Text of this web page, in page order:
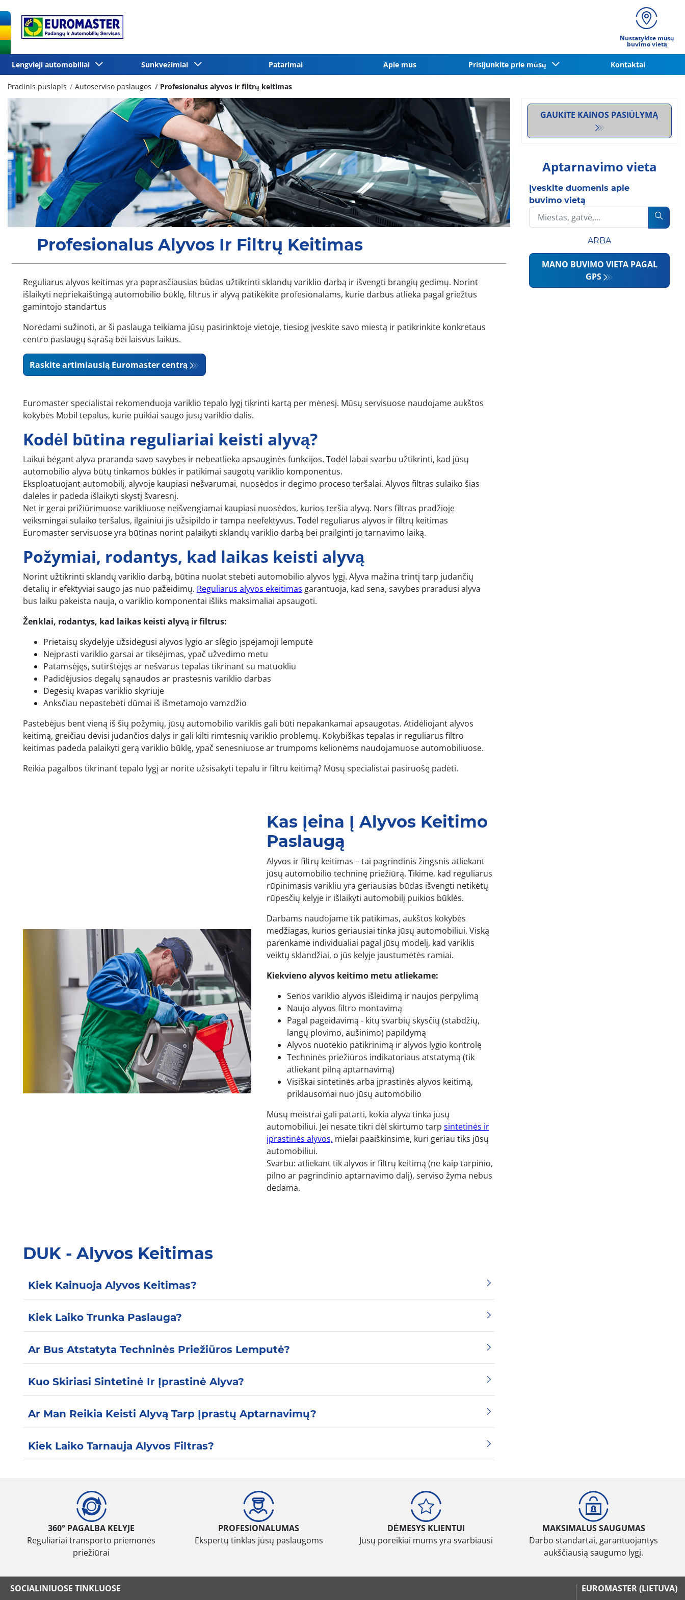
Nustatykite mūsų
buvimo vietą
Lengvieji automobiliai Sunkvežimiai Patarimai Apie mus Prisijunkite prie mūsų Kontaktai
Pradinis puslapis Autoserviso paslaugos Profesionalus alyvos ir filtrų keitimas
Profesionalus Alyvos Ir Filtrų Keitimas
GAUKITE KAINOS PASIŪLYMĄ
Aptarnavimo vieta
Įveskite duomenis apie
buvimo vietą
ARBA
MANO BUVIMO VIETA PAGAL
GPS
Reguliarus alyvos keitimas yra paprasčiausias būdas užtikrinti sklandų variklio darbą ir išvengti brangių gedimų. Norint
išlaikyti nepriekaištingą automobilio būklę, filtrus ir alyvą patikėkite profesionalams, kurie darbus atlieka pagal griežtus
gamintojo standartus
Norėdami sužinoti, ar ši paslauga teikiama jūsų pasirinktoje vietoje, tiesiog įveskite savo miestą ir patikrinkite konkretaus
centro paslaugų sąrašą bei laisvus laikus.
Raskite artimiausią Euromaster centrą
Euromaster specialistai rekomenduoja variklio tepalo lygį tikrinti kartą per mėnesį. Mūsų servisuose naudojame aukštos
kokybės Mobil tepalus, kurie puikiai saugo jūsų variklio dalis.
Kodėl būtina reguliariai keisti alyvą?
Laikui bėgant alyva praranda savo savybes ir nebeatlieka apsauginės funkcijos. Todėl labai svarbu užtikrinti, kad jūsų
automobilio alyva būtų tinkamos būklės ir patikimai saugotų variklio komponentus.
Eksploatuojant automobilį, alyvoje kaupiasi nešvarumai, nuosėdos ir degimo proceso teršalai. Alyvos filtras sulaiko šias
daleles ir padeda išlaikyti skystį švaresnį.
Net ir gerai prižiūrimuose varikliuose neišvengiamai kaupiasi nuosėdos, kurios teršia alyvą. Nors filtras pradžioje
veiksmingai sulaiko teršalus, ilgainiui jis užsipildo ir tampa neefektyvus. Todėl reguliarus alyvos ir filtrų keitimas
Euromaster servisuose yra būtinas norint palaikyti sklandų variklio darbą bei prailginti jo tarnavimo laiką.
Požymiai, rodantys, kad laikas keisti alyvą
Norint užtikrinti sklandų variklio darbą, būtina nuolat stebėti automobilio alyvos lygį. Alyva mažina trintį tarp judančių
detalių ir efektyviai saugo jas nuo pažeidimų. Reguliarus alyvos ekeitimas garantuoja, kad sena, savybes praradusi alyva
bus laiku pakeista nauja, o variklio komponentai išliks maksimaliai apsaugoti.
Ženklai, rodantys, kad laikas keisti alyvą ir filtrus:
Prietaisų skydelyje užsidegusi alyvos lygio ar slėgio įspėjamoji lemputė
Neįprasti variklio garsai ar tiksėjimas, ypač užvedimo metu
Patamsėjęs, sutirštėjęs ar nešvarus tepalas tikrinant su matuokliu
Padidėjusios degalų sąnaudos ar prastesnis variklio darbas
Degėsių kvapas variklio skyriuje
Anksčiau nepastebėti dūmai iš išmetamojo vamzdžio
Pastebėjus bent vieną iš šių požymių, jūsų automobilio variklis gali būti nepakankamai apsaugotas. Atidėliojant alyvos
keitimą, greičiau dėvisi judančios dalys ir gali kilti rimtesnių variklio problemų. Kokybiškas tepalas ir reguliarus filtro
keitimas padeda palaikyti gerą variklio būklę, ypač senesniuose ar trumpoms kelionėms naudojamuose automobiliuose.
Reikia pagalbos tikrinant tepalo lygį ar norite užsisakyti tepalu ir filtru keitimą? Mūsų specialistai pasiruošę padėti.
Kas Įeina Į Alyvos Keitimo
Paslaugą
Alyvos ir filtrų keitimas – tai pagrindinis žingsnis atliekant
jūsų automobilio techninę priežiūrą. Tikime, kad reguliarus
rūpinimasis varikliu yra geriausias būdas išvengti netikėtų
rūpesčių kelyje ir išlaikyti automobilį puikios būklės.
Darbams naudojame tik patikimas, aukštos kokybės
medžiagas, kurios geriausiai tinka jūsų automobiliui. Viską
parenkame individualiai pagal jūsų modelį, kad variklis
veiktų sklandžiai, o jūs kelyje jaustumėtės ramiai.
Kiekvieno alyvos keitimo metu atliekame:
Senos variklio alyvos išleidimą ir naujos perpylimą
Naujo alyvos filtro montavimą
Pagal pageidavimą - kitų svarbių skysčių (stabdžių,
langų plovimo, aušinimo) papildymą
Alyvos nuotėkio patikrinimą ir alyvos lygio kontrolę
Techninės priežiūros indikatoriaus atstatymą (tik
atliekant pilną aptarnavimą)
Visiškai sintetinės arba įprastinės alyvos keitimą,
priklausomai nuo jūsų automobilio
Mūsų meistrai gali patarti, kokia alyva tinka jūsų
automobiliui. Jei nesate tikri dėl skirtumo tarp sintetinės ir
įprastinės alyvos, mielai paaiškinsime, kuri geriau tiks jūsų
automobiliui.
Svarbu: atliekant tik alyvos ir filtrų keitimą (ne kaip tarpinio,
pilno ar pagrindinio aptarnavimo dalį), serviso žyma nebus
dedama.
DUK - Alyvos Keitimas
Kiek Kainuoja Alyvos Keitimas?
Kiek Laiko Trunka Paslauga?
Ar Bus Atstatyta Techninės Priežiūros Lemputė?
Kuo Skiriasi Sintetinė Ir Įprastinė Alyva?
Ar Man Reikia Keisti Alyvą Tarp Įprastų Aptarnavimų?
Kiek Laiko Tarnauja Alyvos Filtras?
360° PAGALBA KELYJE
Reguliariai transporto priemonės
priežiūrai
PROFESIONALUMAS
Ekspertų tinklas jūsų paslaugoms
DĖMESYS KLIENTUI
Jūsų poreikiai mums yra svarbiausi
MAKSIMALUS SAUGUMAS
Darbo standartai, garantuojantys
aukščiausią saugumo lygį.
SOCIALINIUOSE TINKLUOSE EUROMASTER (LIETUVA)